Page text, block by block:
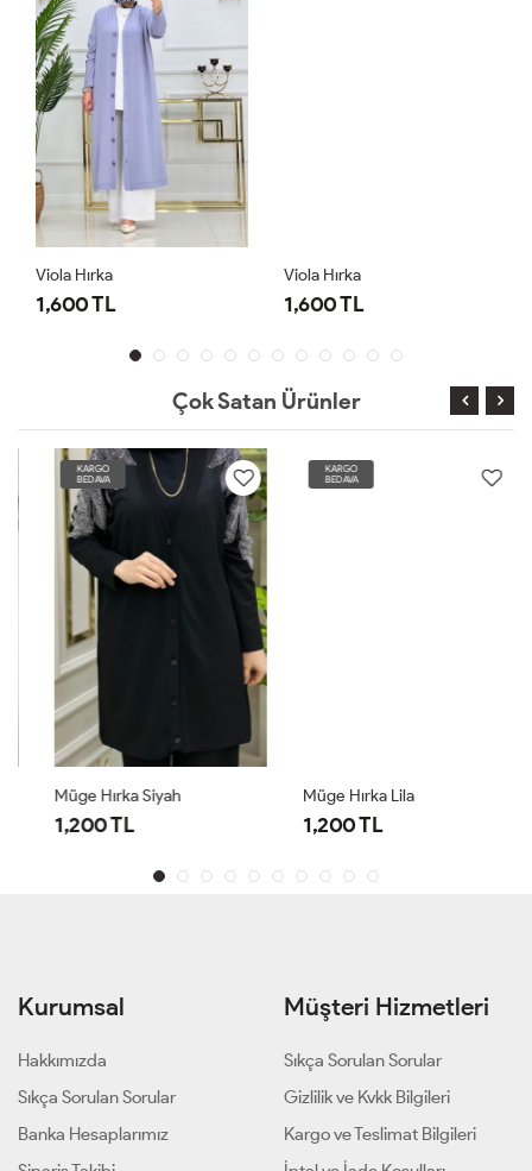
Viola Hırka
1,600 TL
Viola Hırka
1,600 TL
Çok Satan Ürünler
KARGO
BEDAVA
Müge Hırka Siyah
1,200 TL
KARGO
BEDAVA
Müge Hırka Lila
1,200 TL
Kurumsal
Hakkımızda
Sıkça Sorulan Sorular
Banka Hesaplarımız
Müşteri Hizmetleri
Sıkça Sorulan Sorular
Gizlilik ve Kvkk Bilgileri
Kargo ve Teslimat Bilgileri